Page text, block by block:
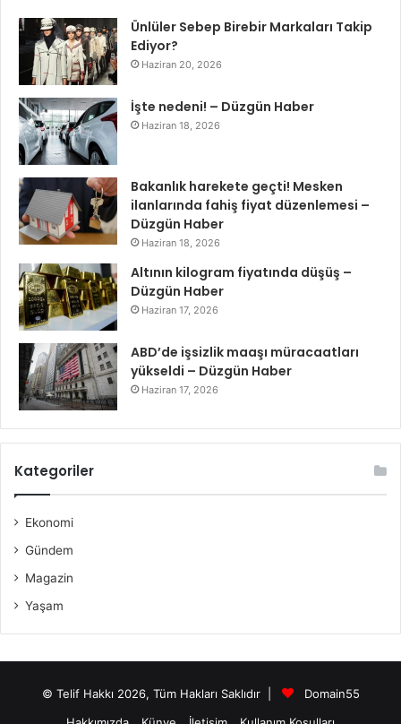
Ünlüler Sebep Birebir Markaları Takip
Ediyor?
Haziran 20, 2026
İşte nedeni! – Düzgün Haber
Haziran 18, 2026
Bakanlık harekete geçti! Mesken
ilanlarında fahiş fiyat düzenlemesi –
Düzgün Haber
Haziran 18, 2026
Altının kilogram fiyatında düşüş –
Düzgün Haber
Haziran 17, 2026
ABD’de işsizlik maaşı müracaatları
yükseldi – Düzgün Haber
Haziran 17, 2026
Kategoriler
Ekonomi
Gündem
Magazin
Yaşam
© Telif Hakkı 2026, Tüm Hakları Saklıdır |
Domain55